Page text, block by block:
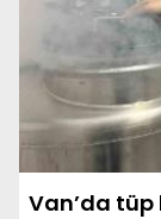
Van’da